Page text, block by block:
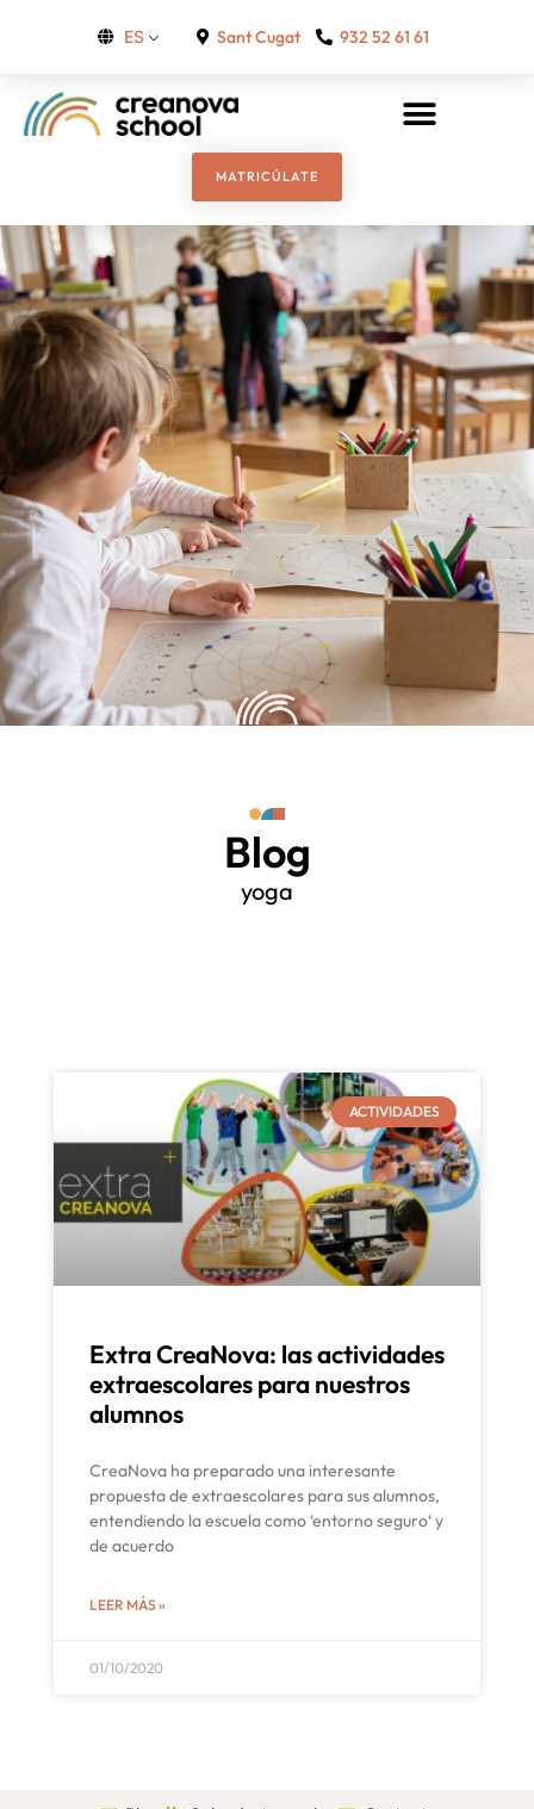
ES Sant Cugat 932 52 61 61
MATRICÚLATE
Blog
yoga
ACTIVIDADES
Extra CreaNova: las actividades
extraescolares para nuestros
alumnos
CreaNova ha preparado una interesante
propuesta de extraescolares para sus alumnos,
entendiendo la escuela como ‘entorno seguro‘ y
de acuerdo
LEER MÁS »
01/10/2020